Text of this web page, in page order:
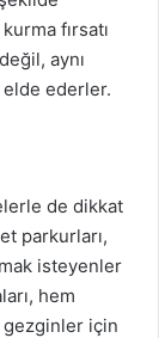
fırsatı
aynı
elde ederler.
de dikkat
parkurları,
isteyenler
hem
gezginler için